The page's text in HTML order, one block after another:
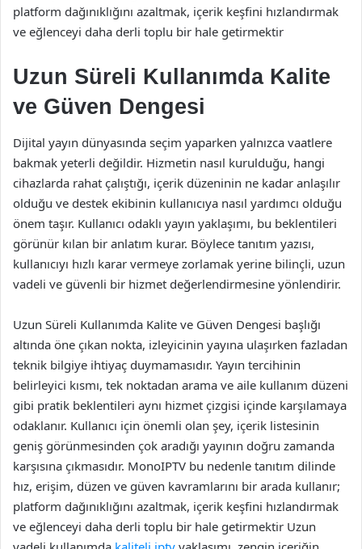
platform dağınıklığını azaltmak, içerik keşfini hızlandırmak
ve eğlenceyi daha derli toplu bir hale getirmektir
Uzun Süreli Kullanımda Kalite
ve Güven Dengesi
Dijital yayın dünyasında seçim yaparken yalnızca vaatlere
bakmak yeterli değildir. Hizmetin nasıl kurulduğu, hangi
cihazlarda rahat çalıştığı, içerik düzeninin ne kadar anlaşılır
olduğu ve destek ekibinin kullanıcıya nasıl yardımcı olduğu
önem taşır. Kullanıcı odaklı yayın yaklaşımı, bu beklentileri
görünür kılan bir anlatım kurar. Böylece tanıtım yazısı,
kullanıcıyı hızlı karar vermeye zorlamak yerine bilinçli, uzun
vadeli ve güvenli bir hizmet değerlendirmesine yönlendirir.
Uzun Süreli Kullanımda Kalite ve Güven Dengesi başlığı
altında öne çıkan nokta, izleyicinin yayına ulaşırken fazladan
teknik bilgiye ihtiyaç duymamasıdır. Yayın tercihinin
belirleyici kısmı, tek noktadan arama ve aile kullanım düzeni
gibi pratik beklentileri aynı hizmet çizgisi içinde karşılamaya
odaklanır. Kullanıcı için önemli olan şey, içerik listesinin
geniş görünmesinden çok aradığı yayının doğru zamanda
karşısına çıkmasıdır. MonoIPTV bu nedenle tanıtım dilinde
hız, erişim, düzen ve güven kavramlarını bir arada kullanır;
platform dağınıklığını azaltmak, içerik keşfini hızlandırmak
ve eğlenceyi daha derli toplu bir hale getirmektir Uzun